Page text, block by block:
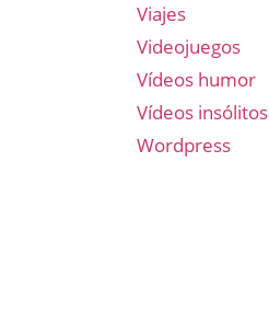
Viajes
Videojuegos
Vídeos humor
Vídeos insólitos
Wordpress